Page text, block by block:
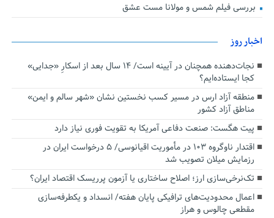
بررسی فیلم شمس و مولانا مست عشق
اخبار روز
نجات‌دهنده‌ همچنان در آیینه است/ ۱۴ سال بعد از اسکارِ «جدایی»
کجا ایستاده‌ایم؟
منطقه آزاد ارس در مسیر کسب نخستین نشان «شهر سالم و ایمن»
مناطق آزاد کشور
پیت هگست: صنعت دفاعی آمریکا به تقویت فوری نیاز دارد
اقتدار ناوگروه ۱۰۳ در مأموریت‌ اقیانوسی/ ۵ درخواست ایران در
رزمایش میلان تصویب شد
تک‌نرخی‌سازی ارز؛ اصلاح ساختاری یا آزمون پرریسک اقتصاد ایران؟
اعمال محدودیت‌های ترافیکی پایان هفته/ انسداد و یکطرفه‌سازی
مقطعی چالوس و هراز